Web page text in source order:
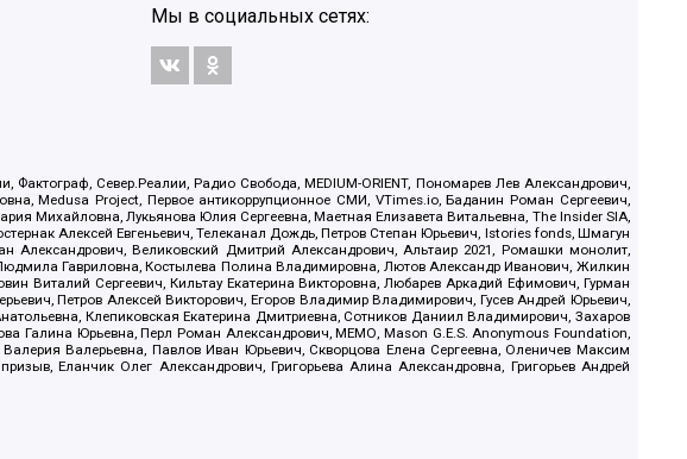
Мы в социальных сетях:
Север.Реалии, Радио Свобода, MEDIUM-ORIENT, Пономарев Лев Александрович,
Medusa Project, Первое антикоррупционное СМИ, VTimes.io, Баданин Роман Сергеевич,
Михайловна, Лукьянова Юлия Сергеевна, Маетная Елизавета Витальевна, The Insider SIA,
Алексей Евгеньевич, Телеканал Дождь, Петров Степан Юрьевич, Istories fonds, Шмагун
Великовский Дмитрий Александрович, Альтаир 2021, Ромашки монолит,
Гавриловна, Костылева Полина Владимировна, Лютов Александр Иванович, Жилкин
Виталий Сергеевич, Кильтау Екатерина Викторовна, Любарев Аркадий Ефимович, Гурман
Петров Алексей Викторович, Егоров Владимир Владимирович, Гусев Андрей Юрьевич,
Клепиковская Екатерина Дмитриевна, Сотников Даниил Владимирович, Захаров
Галина Юрьевна, Перл Роман Александрович, МЕМО, Mason G.E.S. Anonymous Foundation,
Валерьевна, Павлов Иван Юрьевич, Скворцова Елена Сергеевна, Оленичев Максим
Еланчик Олег Александрович, Григорьева Алина Александровна, Григорьев Андрей